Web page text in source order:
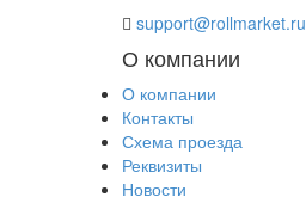
support@rollmarket.ru
О компании
О компании
Контакты
Схема проезда
Реквизиты
Новости